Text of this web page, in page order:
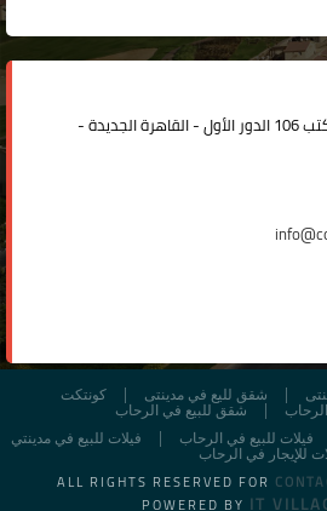
مدينة الرحاب المبنى الإداري مكتب 106 الدور الأول - القاهرة الجديدة -
كونتكت شقق لليع في مدينتى
شقق للبيع في الرحاب
فيلات للبيع في مدينتي
فيلات للبيع في الرحاب
للإيجار في الرحاب
ALL RIGHTS RESERVED FOR
POWERED BY IT